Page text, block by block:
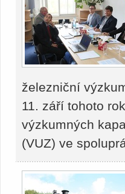
železniční
11. září tohoto
výzkumných
(VUZ) ve